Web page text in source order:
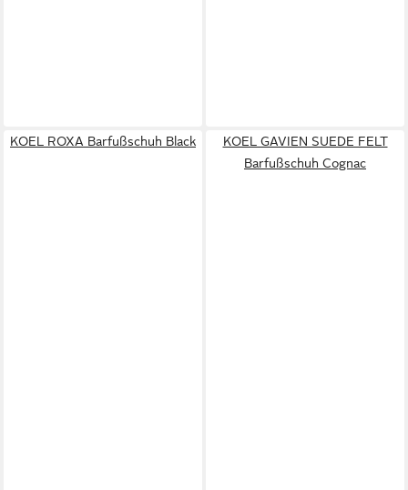
KOEL ROXA Barfußschuh Black
KOEL GAVIEN SUEDE FELT
Barfußschuh Cognac